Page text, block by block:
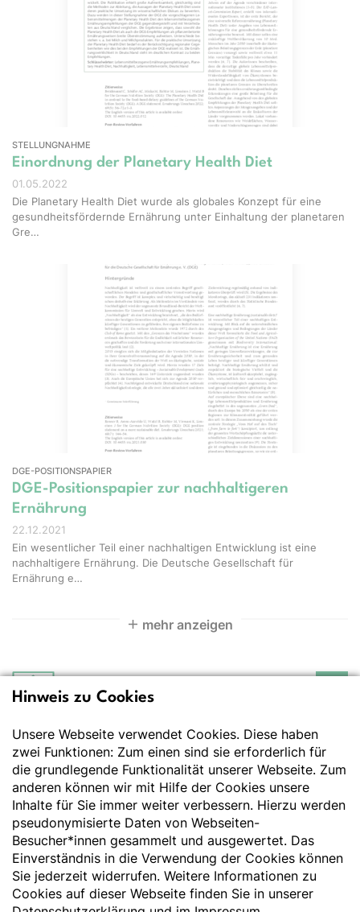
STELLUNGNAHME
Einordnung der Planetary Health Diet
01.05.2022
Die Planetary Health Diet wurde als globales Konzept für eine
gesundheitsfördernde Ernährung unter Einhaltung der planetaren
Gre…
DGE-POSITIONSPAPIER
DGE-Positionspapier zur nachhaltigeren
Ernährung
22.12.2021
Ein wesentlicher Teil einer nachhaltigen Entwicklung ist eine
nachhaltigere Ernährung. Die Deutsche Gesellschaft für
Ernährung e…
mehr anzeigen
Deutsche Gesellschaft
Der Wissenschaft verpflichtet - Ihre Partnerin für
Essen und Trinken
Deutsche Gesellschaft für Ernährung e. V.
Godesberger Allee 136
53175 Bonn
Tel:+49 228 3776-600
Fax:+49 228 3776-800
E-Mail:webmaster@dge.de
Hinweis zu Cookies
Unsere Webseite verwendet Cookies. Diese haben
zwei Funktionen: Zum einen sind sie erforderlich für
die grundlegende Funktionalität unserer Webseite. Zum
anderen können wir mit Hilfe der Cookies unsere
Inhalte für Sie immer weiter verbessern. Hierzu werden
pseudonymisierte Daten von Webseiten-
Besucher*innen gesammelt und ausgewertet. Das
Einverständnis in die Verwendung der Cookies können
Sie jederzeit widerrufen. Weitere Informationen zu
Cookies auf dieser Webseite finden Sie in unserer